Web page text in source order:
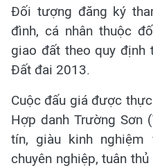
Đối tượng đăng ký
đình, cá nhân thuộc
giao đất theo quy định
Đất đai 2013.
Cuộc đấu giá được
Hợp danh Trường Sơn
tín, giàu kinh
chuyên nghiệp, tuân